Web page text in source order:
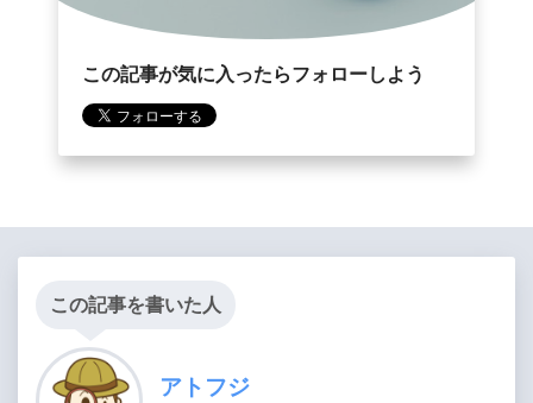
この記事が気に入ったらフォローしよう
この記事を書いた人
アトフジ